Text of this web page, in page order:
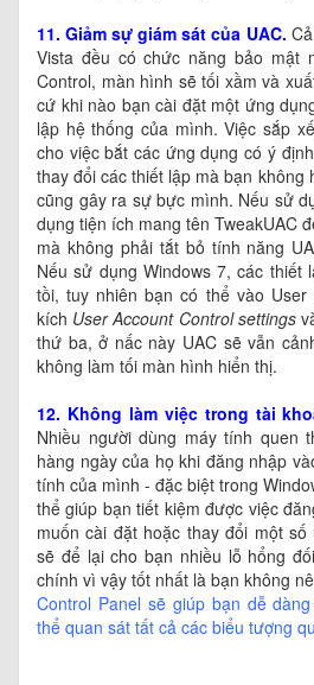
11. Giảm sự giám sát của UAC.
Vista đều có chức năng bảo mật
Control, màn hình sẽ tối xầm và
cứ khi nào bạn cài đặt một ứng
lập hệ thống của mình. Việc sắp
cho việc bắt các ứng dụng có ý
thay đổi các thiết lập mà bạn không
cũng gây ra sự bực mình. Nếu sử
dụng tiện ích mang tên TweakUAC
mà không phải tắt bỏ tính năng
Nếu sử dụng Windows 7, các thiết
tồi, tuy nhiên bạn có thể vào User
kích User Account Control settings
thứ ba, ở nấc này UAC sẽ vẫn
không làm tối màn hình hiển thị.
12. Không làm việc trong tài
Nhiều người dùng máy tính quen
hàng ngày của họ khi đăng nhập
tính của mình - đặc biệt trong
thể giúp bạn tiết kiệm được việc
muốn cài đặt hoặc thay đổi một
sẽ để lại cho bạn nhiều lỗ hổng
chính vì vậy tốt nhất là bạn không
Control Panel sẽ giúp bạn dễ
thể quan sát tất cả các biểu tượng